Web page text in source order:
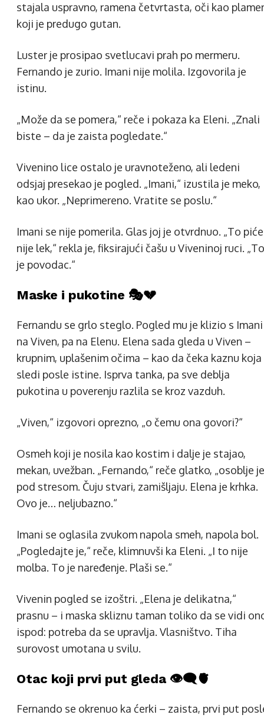
stajala uspravno, ramena četvrtasta, oči kao
koji je predugo gutan.
Luster je prosipao svetlucavi prah po mermeru.
Fernando je zurio. Imani nije molila. Izgovorila je
istinu.
„Može da se pomera,“ reče i pokaza ka Eleni. „Znali
biste – da je zaista pogledate.“
Vivenino lice ostalo je uravnoteženo, ali ledeni
odsjaj presekao je pogled. „Imani,“ izustila je meko,
kao ukor. „Neprimereno. Vratite se poslu.“
Imani se nije pomerila. Glas joj je otvrdnuo. „To piće
nije lek,“ rekla je, fiksirajući čašu u Viveninoj ruci. „To
je povodac.“
Maske i pukotine 🎭💔
Fernandu se grlo steglo. Pogled mu je klizio s Imani
na Viven, pa na Elenu. Elena sada gleda u Viven –
krupnim, uplašenim očima – kao da čeka kaznu koja
sledi posle istine. Isprva tanka, pa sve deblja
pukotina u poverenju razlila se kroz vazduh.
„Viven,“ izgovori oprezno, „o čemu ona govori?“
Osmeh koji je nosila kao kostim i dalje je stajao,
mekan, uvežban. „Fernando,“ reče glatko, „osoblje je
pod stresom. Čuju stvari, zamišljaju. Elena je krhka.
Ovo je… neljubazno.“
Imani se oglasila zvukom napola smeh, napola bol.
„Pogledajte je,“ reče, klimnuvši ka Eleni. „I to nije
molba. To je naređenje. Plaši se.“
Vivenin pogled se izoštri. „Elena je delikatna,“
prasnu – i maska skliznu taman toliko da se vidi
ispod: potreba da se upravlja. Vlasništvo. Tiha
surovost umotana u svilu.
Otac koji prvi put gleda 👁️‍🗨️🫀
Fernando se okrenuo ka ćerki – zaista, prvi put